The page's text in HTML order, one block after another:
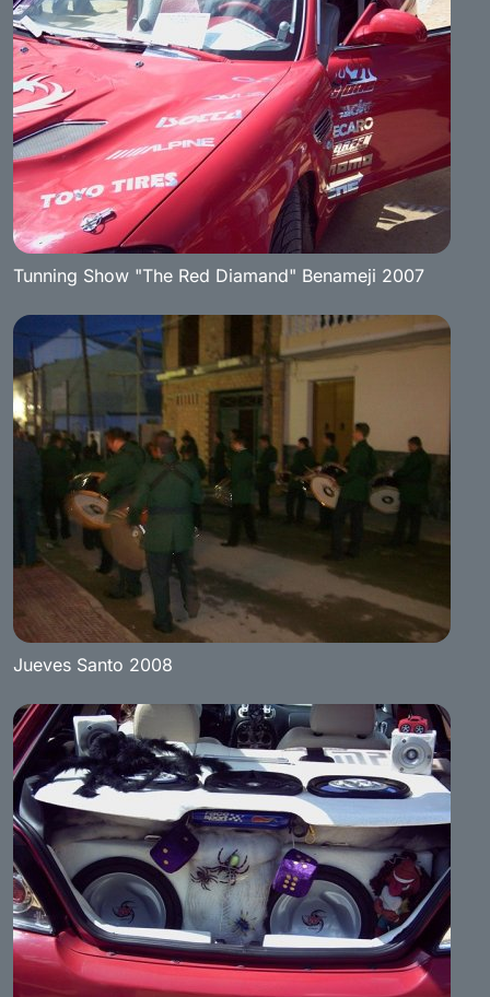
Tunning Show "The Red Diamand" Benameji 2007
Jueves Santo 2008